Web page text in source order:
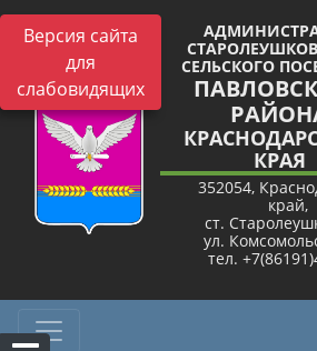
Версия сайта
для
слабовидящих
СЕЛЬСКОГО
КРАЯ
352054,
край,
ст.
ул.
тел.